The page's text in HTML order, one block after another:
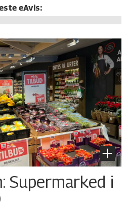
eAvis:
Supermarked i